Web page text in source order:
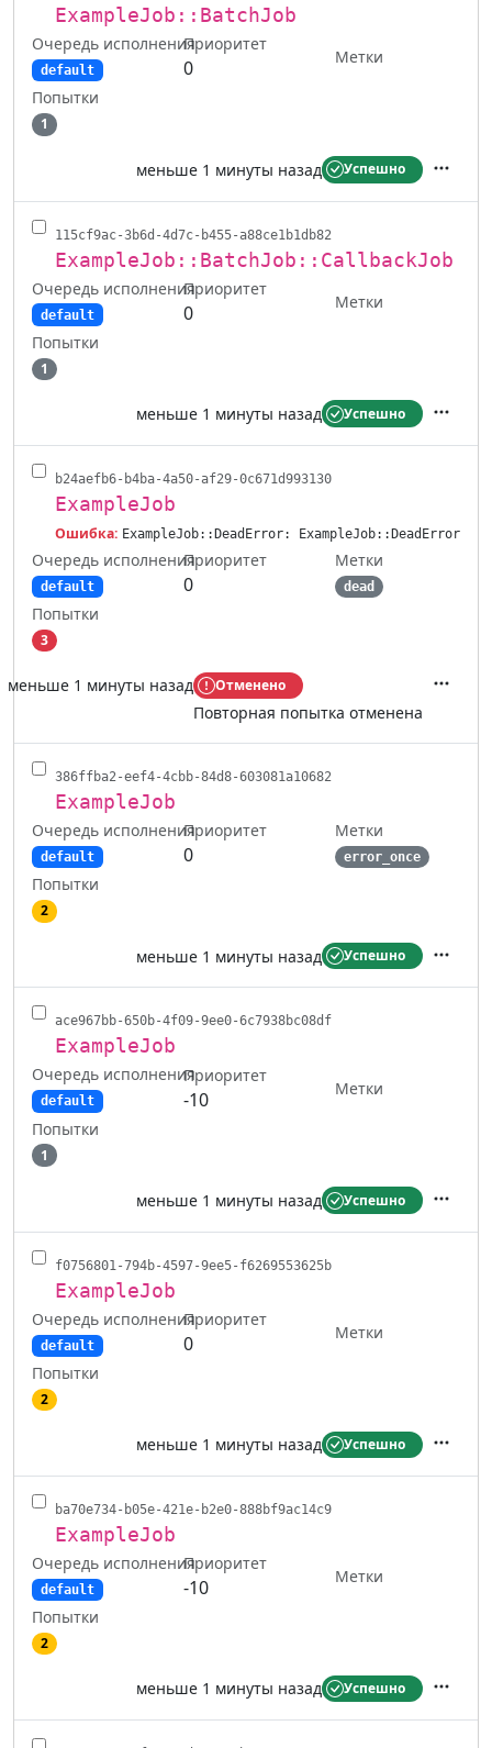
ExampleJob::BatchJob
Очередь исполнения
default
Приоритет
0
Метки
Попытки
1
меньше 1 минуты назад Успешно
115cf9ac-3b6d-4d7c-b455-a88ce1b1db82
ExampleJob::BatchJob::CallbackJob
Очередь исполнения
default
Приоритет
0
Метки
Попытки
1
меньше 1 минуты назад Успешно
b24aefb6-b4ba-4a50-af29-0c671d993130
ExampleJob
Ошибка: ExampleJob::DeadError: ExampleJob::DeadError
Очередь исполнения
default
Приоритет
0
Метки
dead
Попытки
3
меньше 1 минуты назад Отменено
Повторная попытка отменена
386ffba2-eef4-4cbb-84d8-603081a10682
ExampleJob
Очередь исполнения
default
Приоритет
0
Метки
error_once
Попытки
2
меньше 1 минуты назад Успешно
ace967bb-650b-4f09-9ee0-6c7938bc08df
ExampleJob
Очередь исполнения
default
Приоритет
-10
Метки
Попытки
1
меньше 1 минуты назад Успешно
f0756801-794b-4597-9ee5-f6269553625b
ExampleJob
Очередь исполнения
default
Приоритет
0
Метки
Попытки
2
меньше 1 минуты назад Успешно
ba70e734-b05e-421e-b2e0-888bf9ac14c9
ExampleJob
Очередь исполнения
default
Приоритет
-10
Метки
Попытки
2
меньше 1 минуты назад Успешно